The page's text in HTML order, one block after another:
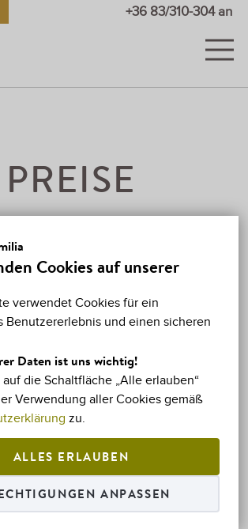
Cookies auf unserer
verwendet Cookies für ein
Benutzererlebnis und einen sicheren
Daten ist uns wichtig!
die Schaltfläche „Alle erlauben“
Verwendung aller Cookies gemäß
zu.
ALLES ERLAUBEN
ANPASSEN
+36 83/310-304 an
SONDERANGEBOTE
HÉVÍZ
KARTE
PREISE
auch mit der „SZÉP“-Karte
2026
zum besten Preis und wählen
von mindestens
aus unseren
Doppelzimmer
EUR 72